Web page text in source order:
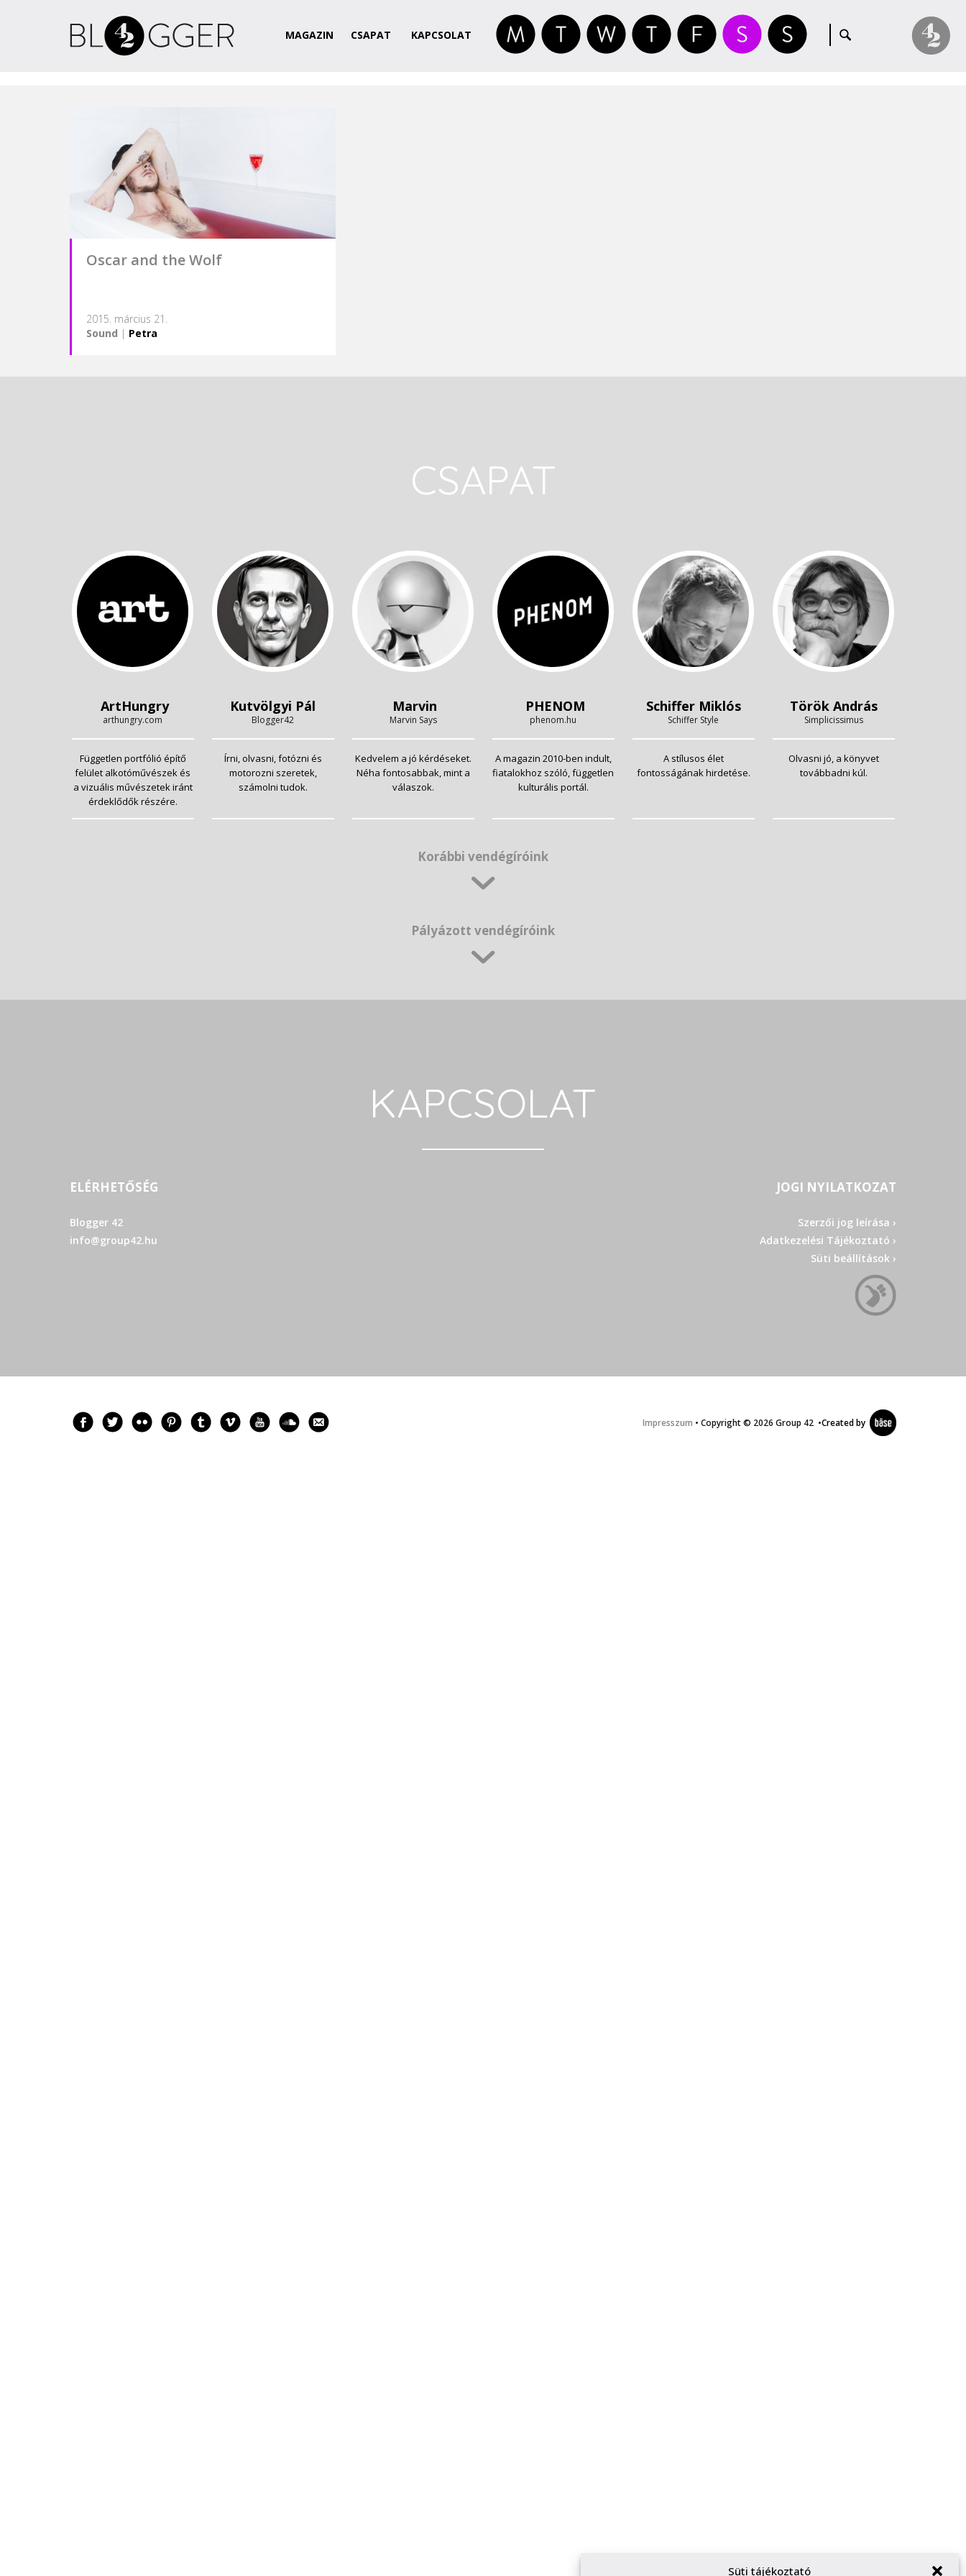
Süti tájékoztató
MAGAZIN CSAPAT KAPCSOLAT
Oscar and the Wolf
2015. március 21.
Sound | Petra
CSAPAT
ArtHungry
arthungry.com
Független portfólió építő
felület alkotóművészek és
a vizuális művészetek iránt
érdeklődők részére.
Kutvölgyi Pál
Blogger42
Írni, olvasni, fotózni és
motorozni szeretek,
számolni tudok.
Marvin
Marvin Says
Kedvelem a jó kérdéseket.
Néha fontosabbak, mint a
válaszok.
PHENOM
phenom.hu
A magazin 2010-ben indult,
fiatalokhoz szóló, független
kulturális portál.
Schiffer Miklós
Schiffer Style
A stílusos élet
fontosságának hirdetése.
Török András
Simplicissimus
Olvasni jó, a könyvet
továbbadni kúl.
Korábbi vendégíróink
Pályázott vendégíróink
KAPCSOLAT
ELÉRHETŐSÉG
Blogger 42
info@group42.hu
JOGI NYILATKOZAT
Szerzői jog leírása ›
Adatkezelési Tájékoztató ›
Süti beállítások ›
Impresszum • Copyright © 2026 Group 42 •Created by